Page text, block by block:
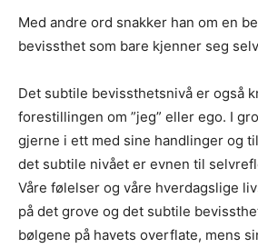
Med andre ord snakker han om en
bevissthet som bare kjenner seg
Det subtile bevissthetsnivå er også
forestillingen om ”jeg” eller ego. I
gjerne i ett med sine handlinger og
det subtile nivået er evnen til
Våre følelser og våre hverdagslige
på det grove og det subtile
bølgene på havets overflate, mens